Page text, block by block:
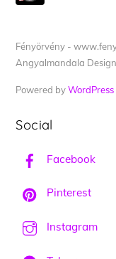
Fényörvény -
Angyalmandala
Powered byWordPress
Social
Facebook
Pinterest
Instagram